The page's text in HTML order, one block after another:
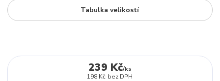
Tabulka velikostí
239 Kč/ks
198 Kč bez DPH